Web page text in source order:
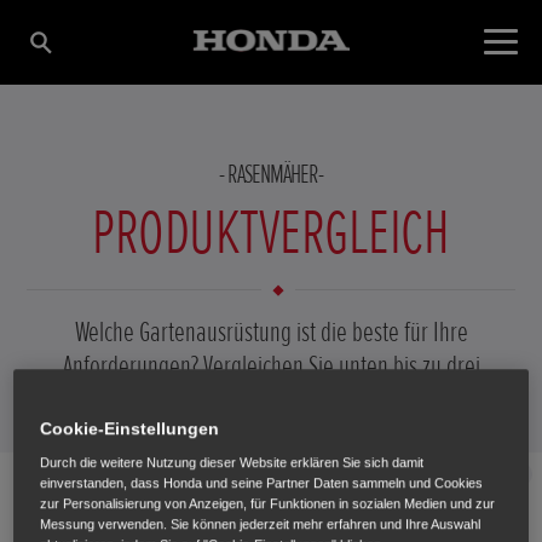
RASENMÄHER
PRODUKTVERGLEICH
Welche Gartenausrüstung ist die beste für Ihre
Anforderungen? Vergleichen Sie unten bis zu drei
Sie das richtige Produkt.
PRODUKT HINZUFÜGEN
Auswählen
Cookie-Einstellungen
Durch die weitere Nutzung dieser Website erklären Sie sich damit
einverstanden, dass Honda und seine Partner Daten sammeln und Cookies
zur Personalisierung von Anzeigen, für Funktionen in sozialen Medien und zur
Messung verwenden. Sie können jederzeit mehr erfahren und Ihre Auswahl